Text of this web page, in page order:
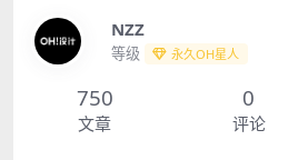
NZZ
等级 永久OH星人
750
文章
0
评论